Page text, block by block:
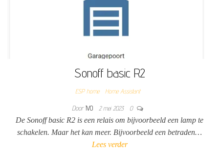
Sonoff basic R2
ESP home Home Assistant
Door IVO 2 mei 2023 0
De Sonoff basic R2 is een relais om bijvoorbeeld een lamp te
schakelen. Maar het kan meer. Bijvoorbeeld een betraden…
Lees verder